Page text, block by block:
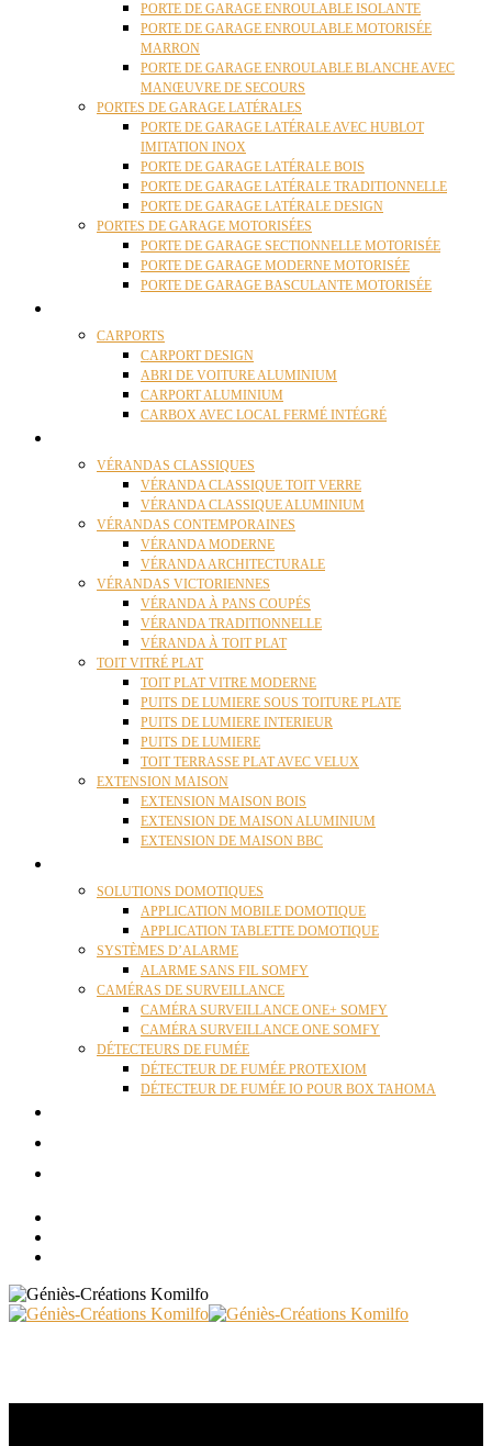
PORTE DE GARAGE ENROULABLE ISOLANTE
PORTE DE GARAGE ENROULABLE MOTORISÉE
MARRON
PORTE DE GARAGE ENROULABLE BLANCHE AVEC
MANŒUVRE DE SECOURS
PORTES DE GARAGE LATÉRALES
PORTE DE GARAGE LATÉRALE AVEC HUBLOT
IMITATION INOX
PORTE DE GARAGE LATÉRALE BOIS
PORTE DE GARAGE LATÉRALE TRADITIONNELLE
PORTE DE GARAGE LATÉRALE DESIGN
PORTES DE GARAGE MOTORISÉES
PORTE DE GARAGE SECTIONNELLE MOTORISÉE
PORTE DE GARAGE MODERNE MOTORISÉE
PORTE DE GARAGE BASCULANTE MOTORISÉE
CARPORTS
CARPORT DESIGN
ABRI DE VOITURE ALUMINIUM
CARPORT ALUMINIUM
CARBOX AVEC LOCAL FERMÉ INTÉGRÉ
VÉRANDAS CLASSIQUES
VÉRANDA CLASSIQUE TOIT VERRE
VÉRANDA CLASSIQUE ALUMINIUM
VÉRANDAS CONTEMPORAINES
VÉRANDA MODERNE
VÉRANDA ARCHITECTURALE
VÉRANDAS VICTORIENNES
VÉRANDA À PANS COUPÉS
VÉRANDA TRADITIONNELLE
VÉRANDA À TOIT PLAT
TOIT VITRÉ PLAT
TOIT PLAT VITRE MODERNE
PUITS DE LUMIERE SOUS TOITURE PLATE
PUITS DE LUMIERE INTERIEUR
PUITS DE LUMIERE
TOIT TERRASSE PLAT AVEC VELUX
EXTENSION MAISON
EXTENSION MAISON BOIS
EXTENSION DE MAISON ALUMINIUM
EXTENSION DE MAISON BBC
SOLUTIONS DOMOTIQUES
APPLICATION MOBILE DOMOTIQUE
APPLICATION TABLETTE DOMOTIQUE
SYSTÈMES D’ALARME
ALARME SANS FIL SOMFY
CAMÉRAS DE SURVEILLANCE
CAMÉRA SURVEILLANCE ONE+ SOMFY
CAMÉRA SURVEILLANCE ONE SOMFY
DÉTECTEURS DE FUMÉE
DÉTECTEUR DE FUMÉE PROTEXIOM
DÉTECTEUR DE FUMÉE IO POUR BOX TAHOMA